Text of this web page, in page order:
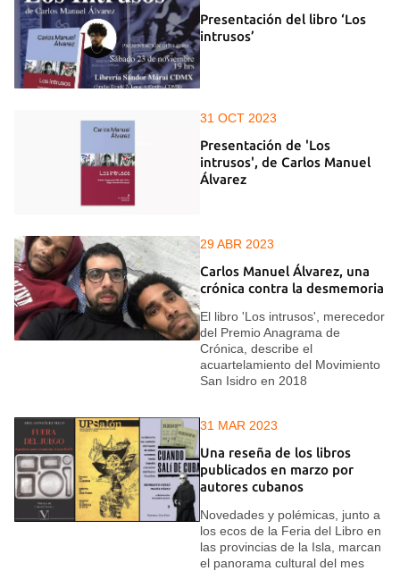
Presentación del libro ‘Los
intrusos’
31 OCT 2023
Presentación de 'Los
intrusos', de Carlos Manuel
Álvarez
29 ABR 2023
Carlos Manuel Álvarez, una
crónica contra la desmemoria
El libro 'Los intrusos', merecedor
del Premio Anagrama de
Crónica, describe el
acuartelamiento del Movimiento
San Isidro en 2018
31 MAR 2023
Una reseña de los libros
publicados en marzo por
autores cubanos
Novedades y polémicas, junto a
los ecos de la Feria del Libro en
las provincias de la Isla, marcan
el panorama cultural del mes